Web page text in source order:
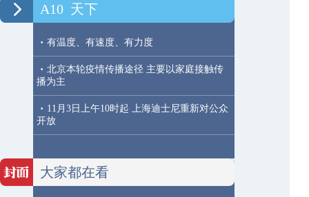
A10 天下
· 有温度、有速度、有力度
· 北京本轮疫情传播途径 主要以家庭接触传
播为主
· 11月3日上午10时起 上海迪士尼重新对公众
开放
大家都在看